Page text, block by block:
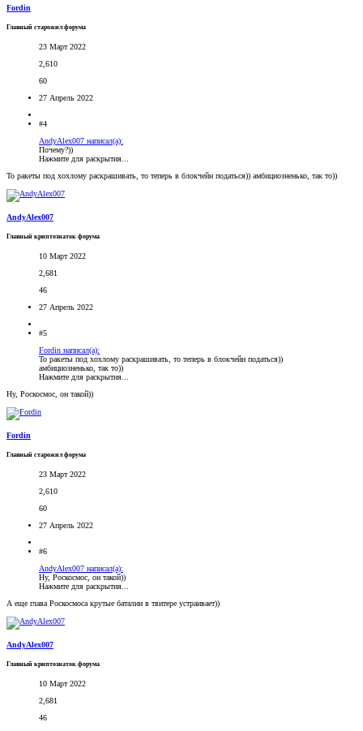
Fordin
Главный старожил форума
23 Март 2022
2,610
60
27 Апрель 2022
#4
AndyAlex007 написал(а):
Почему?))
Нажмите для раскрытия...
То ракеты под хохлому раскрашивать, то теперь в блокчейн податься)) амбициозненько, так то))
AndyAlex007
Главный криптознаток форума
10 Март 2022
2,681
46
27 Апрель 2022
#5
Fordin написал(а):
То ракеты под хохлому раскрашивать, то теперь в блокчейн податься))
амбициозненько, так то))
Нажмите для раскрытия...
Ну, Роскосмос, он такой))
Fordin
Главный старожил форума
23 Март 2022
2,610
60
27 Апрель 2022
#6
AndyAlex007 написал(а):
Ну, Роскосмос, он такой))
Нажмите для раскрытия...
А еще глава Роскосмоса крутые баталии в твитере устраивает))
AndyAlex007
Главный криптознаток форума
10 Март 2022
2,681
46